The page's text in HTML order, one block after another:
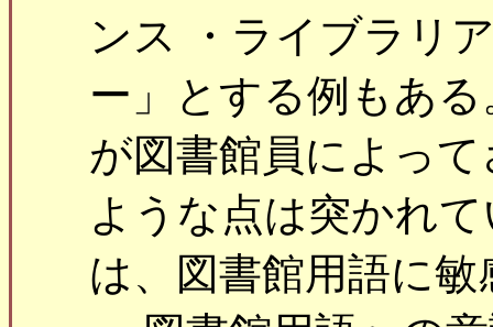
ンス ・ライブラリ
ー」とする例もあ
が図書館員によっ
ような点は突かれ
は、図書館用語に